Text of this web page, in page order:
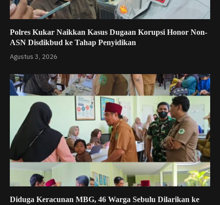
Polres Kukar Naikkan Kasus Dugaan Korupsi Honor Non-
ASN Disdikbud ke Tahap Penyidikan
Agustus 3, 2026
Diduga Keracunan MBG, 46 Warga Sebulu Dilarikan ke